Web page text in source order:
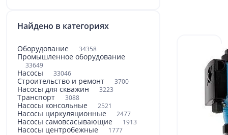
Найдено в категориях
Оборудование 34358
Промышленное оборудование
33649
Насосы 33046
Строительство и ремонт 3700
Насосы для скважин 3223
Транспорт 3088
Насосы консольные 2521
Насосы циркуляционные 2477
Насосы самовсасывающие 1913
Насосы центробежные 1777